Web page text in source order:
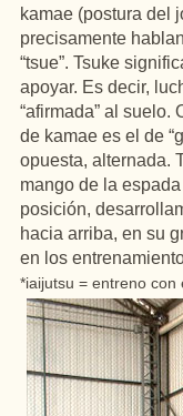
kamae (postura del
precisamente
“tsue”. Tsuke
apoyar. Es decir,
“afirmada” al suelo.
de kamae es el de
opuesta, alternada.
mango de la
posición,
hacia arriba, en su
en los
*iaijutsu = entreno con